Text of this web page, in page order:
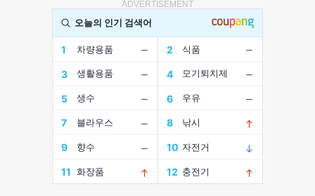
ADVERTISEMENT